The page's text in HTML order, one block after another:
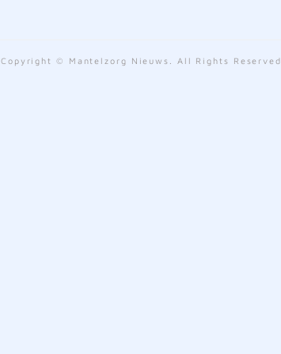
Copyright © Mantelzorg Nieuws. All Rights Reserved